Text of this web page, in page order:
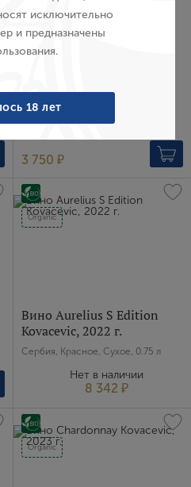
Вино Cuvee Piquant
Kovacevic, 2024 г.
3 750 ₽
Organic
Вино Aurelius S Edition
Kovacevic, 2022 г.
Сербия, Красное, Сухое, 0.75 л
Нет в наличии
8 342 ₽
Organic
исключительно
и предназначены
18 лет
записи
об акциях и купоны со